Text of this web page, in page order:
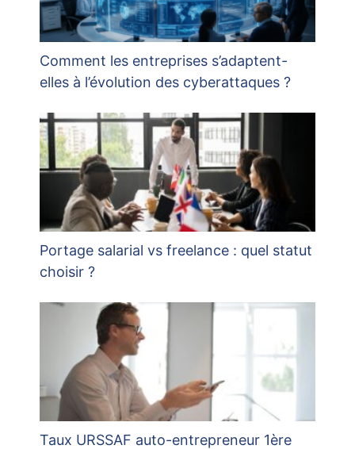
Comment les entreprises s’adaptent-
elles à l’évolution des cyberattaques ?
Portage salarial vs freelance : quel statut
choisir ?
Taux URSSAF auto-entrepreneur 1ère